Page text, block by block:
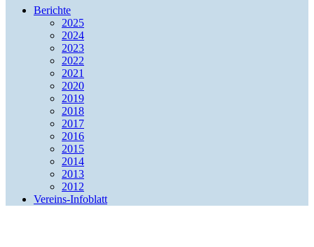
Berichte
2025
2024
2023
2022
2021
2020
2019
2018
2017
2016
2015
2014
2013
2012
Vereins-Infoblatt